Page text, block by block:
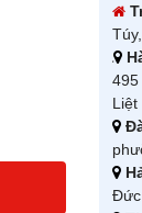
495
Liệt
Đức